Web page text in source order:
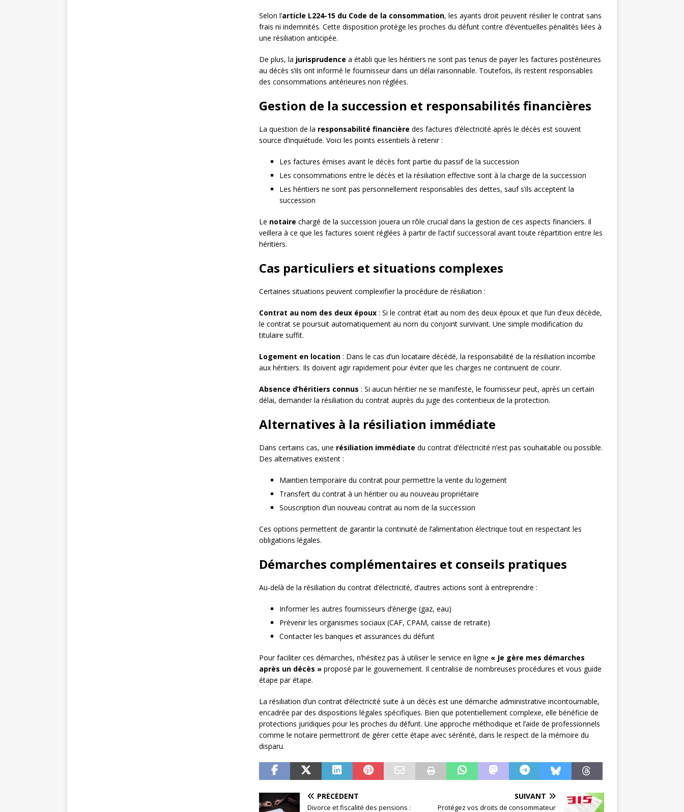
Selon l’article L224-15 du Code de la consommation, les ayants droit peuvent résilier le contrat sans
frais ni indemnités. Cette disposition protège les proches du défunt contre d’éventuelles pénalités liées à
une résiliation anticipée.
De plus, la jurisprudence a établi que les héritiers ne sont pas tenus de payer les factures postérieures
au décès s’ils ont informé le fournisseur dans un délai raisonnable. Toutefois, ils restent responsables
des consommations antérieures non réglées.
Gestion de la succession et responsabilités financières
La question de la responsabilité financière des factures d’électricité après le décès est souvent
source d’inquiétude. Voici les points essentiels à retenir :
Les factures émises avant le décès font partie du passif de la succession
Les consommations entre le décès et la résiliation effective sont à la charge de la succession
Les héritiers ne sont pas personnellement responsables des dettes, sauf s’ils acceptent la
succession
Le notaire chargé de la succession jouera un rôle crucial dans la gestion de ces aspects financiers. Il
veillera à ce que les factures soient réglées à partir de l’actif successoral avant toute répartition entre les
héritiers.
Cas particuliers et situations complexes
Certaines situations peuvent complexifier la procédure de résiliation :
Contrat au nom des deux époux: Si le contrat était au nom des deux époux et que l’un d’eux décède,
le contrat se poursuit automatiquement au nom du conjoint survivant. Une simple modification du
titulaire suffit.
Logement en location: Dans le cas d’un locataire décédé, la responsabilité de la résiliation incombe
aux héritiers. Ils doivent agir rapidement pour éviter que les charges ne continuent de courir.
Absence d’héritiers connus : Si aucun héritier ne se manifeste, le fournisseur peut, après un certain
délai, demander la résiliation du contrat auprès du juge des contentieux de la protection.
Alternatives à la résiliation immédiate
Dans certains cas, une résiliation immédiate du contrat d’électricité n’est pas souhaitable ou possible.
Des alternatives existent :
Maintien temporaire du contrat pour permettre la vente du logement
Transfert du contrat à un héritier ou au nouveau propriétaire
Souscription d’un nouveau contrat au nom de la succession
Ces options permettent de garantir la continuité de l’alimentation électrique tout en respectant les
obligations légales.
Démarches complémentaires et conseils pratiques
Au-delà de la résiliation du contrat d’électricité, d’autres actions sont à entreprendre :
Informer les autres fournisseurs d’énergie (gaz, eau)
Prévenir les organismes sociaux (CAF, CPAM, caisse de retraite)
Contacter les banques et assurances du défunt
Pour faciliter ces démarches, n’hésitez pas à utiliser le service en ligne « Je gère mes démarches
après un décès »proposé par le gouvernement. Il centralise de nombreuses procédures et vous guide
étape par étape.
La résiliation d’un contrat d’électricité suite à un décès est une démarche administrative incontournable,
encadrée par des dispositions légales spécifiques. Bien que potentiellement complexe, elle bénéficie de
protections juridiques pour les proches du défunt. Une approche méthodique et l’aide de professionnels
comme le notaire permettront de gérer cette étape avec sérénité, dans le respect de la mémoire du
disparu.
PRÉCÉDENT
Divorce et fiscalité des pensions :
SUIVANT
Protégez vos droits de consommateur